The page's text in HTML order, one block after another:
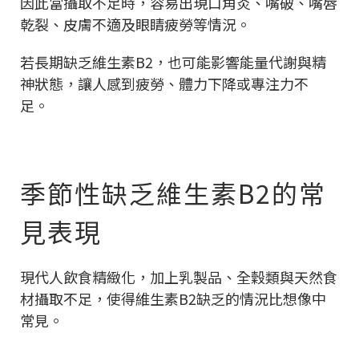
乾裂、皮膚不適及眼睛疲勞等情況。
若長期缺乏維生素B2，也可能影響能量代謝與精
神狀態，讓人感到疲勞、體力下降或專注力不
足。
季節性缺乏維生素B2的常
見表現
現代人飲食精緻化，加上乳製品、全穀類與天然食
材攝取不足，使得維生素B2缺乏的情況比想像中
常見。